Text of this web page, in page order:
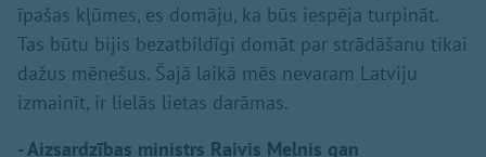
īpašas kļūmes, es domāju, ka būs iespēja turpināt.
Tas būtu bijis bezatbildīgi domāt par strādāšanu tikai
dažus mēnešus. Šajā laikā mēs nevaram Latviju
izmainīt, ir lielās lietas darāmas.
- Aizsardzības ministrs Raivis Melnis gan